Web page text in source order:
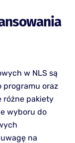
w NLS są
programu oraz
różne pakiety
wyboru do
na